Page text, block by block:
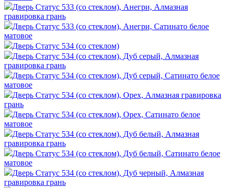
Дверь Статус 533 (со стеклом), Анегри, Алмазная
гравировка грань
Дверь Статус 533 (со стеклом), Анегри, Сатинато белое
матовое
Дверь Статус 534 (со стеклом)
Дверь Статус 534 (со стеклом), Дуб серый, Алмазная
гравировка грань
Дверь Статус 534 (со стеклом), Дуб серый, Сатинато белое
матовое
Дверь Статус 534 (со стеклом), Орех, Алмазная гравировка
грань
Дверь Статус 534 (со стеклом), Орех, Сатинато белое
матовое
Дверь Статус 534 (со стеклом), Дуб белый, Алмазная
гравировка грань
Дверь Статус 534 (со стеклом), Дуб белый, Сатинато белое
матовое
Дверь Статус 534 (со стеклом), Дуб черный, Алмазная
гравировка грань